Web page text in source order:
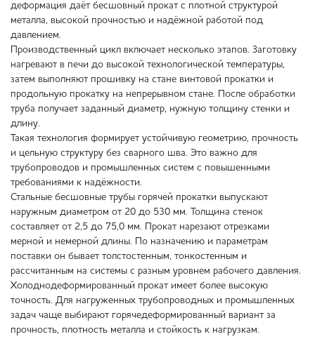
деформация даёт бесшовный прокат с плотной структурой
металла, высокой прочностью и надёжной работой под
давлением.
Производственный цикл включает несколько этапов. Заготовку
нагревают в печи до высокой технологической температуры,
затем выполняют прошивку на стане винтовой прокатки и
продольную прокатку на непрерывном стане. После обработки
труба получает заданный диаметр, нужную толщину стенки и
длину.
Такая технология формирует устойчивую геометрию, прочность
и цельную структуру без сварного шва. Это важно для
трубопроводов и промышленных систем с повышенными
требованиями к надёжности.
Стальные бесшовные трубы горячей прокатки выпускают
наружным диаметром от 20 до 530 мм. Толщина стенок
составляет от 2,5 до 75,0 мм. Прокат нарезают отрезками
мерной и немерной длины. По назначению и параметрам
поставки он бывает толстостенным, тонкостенным и
рассчитанным на системы с разным уровнем рабочего давления.
Холоднодеформированный прокат имеет более высокую
точность. Для нагруженных трубопроводных и промышленных
задач чаще выбирают горячедеформированный вариант за
прочность, плотность металла и стойкость к нагрузкам.